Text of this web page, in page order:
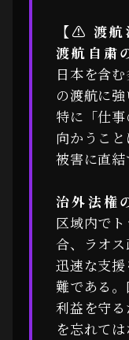
【⚠ 渡航
渡航自粛
日本を含
の渡航に
特に「仕
向かうこ
被害に直結
治外法権
区域内で
合、ラオ
迅速な支
難である
利益を守
を忘れては